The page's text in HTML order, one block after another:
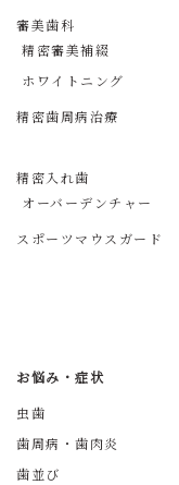
審美歯科
精密審美補綴
ホワイトニング
精密歯周病治療
精密入れ歯
オーバーデンチャー
スポーツマウスガード
お悩み・症状
虫歯
歯周病・歯肉炎
歯並び